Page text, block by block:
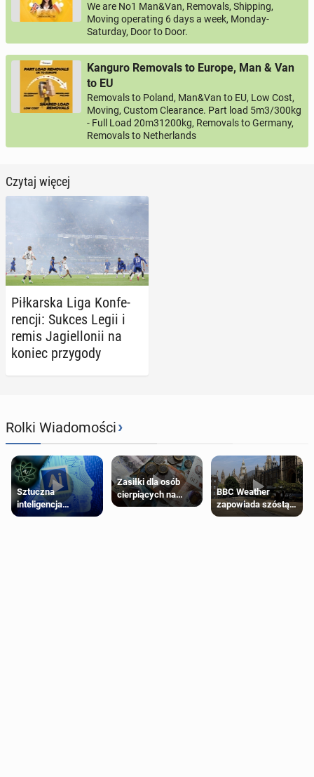
We are No1 Man&Van, Removals, Shipping,
Moving operating 6 days a week, Monday-
Saturday, Door to Door.
Kanguro Removals to Europe, Man & Van
to EU
Removals to Poland, Man&Van to EU, Low Cost,
Moving, Custom Clearance. Part load 5m3/300kg
- Full Load 20m31200kg, Removals to Germany,
Removals to Netherlands
Czytaj więcej
Pił­kar­ska Liga Kon­fe­
ren­cji: Sukces Legii i
remis Ja­giel­lo­nii na
koniec przy­go­dy
Rolki Wiadomości›
Sztuczna
inteligencja
próbowała oszukać
Zasiłki dla osób
cierpiących na
schorzenia
BBC Weather
zapowiada szóstą
falę upałów w